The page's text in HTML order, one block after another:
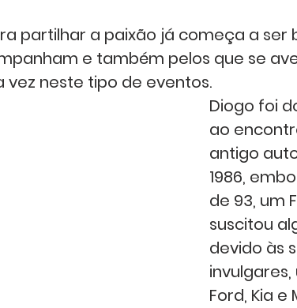
partilhar a paixão já começa a ser
e também pelos que se
vez neste tipo de eventos.
Diogo foi
ao
antigo
1986,
de 93, um
suscitou
devido às
Ford, Kia e